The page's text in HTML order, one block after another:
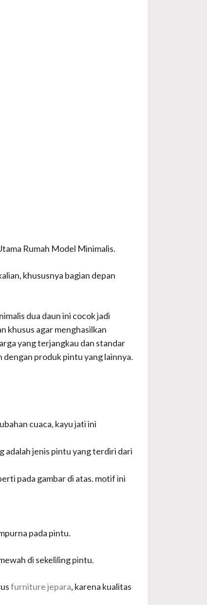
Rumah Model Minimalis.
khususnya bagian depan
dua daun ini cocok jadi
khusus agar menghasilkan
yang terjangkau dan standar
produk pintu yang lainnya.
cuaca, kayu jati ini
adalah jenis pintu yang terdiri dari
pada gambar di atas. motif ini
pada pintu.
di sekeliling pintu.
furniture jepara, karena kualitas